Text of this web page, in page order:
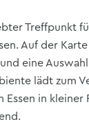
Treffpunkt
Auf der
eine
lädt zum
Essen in kleiner